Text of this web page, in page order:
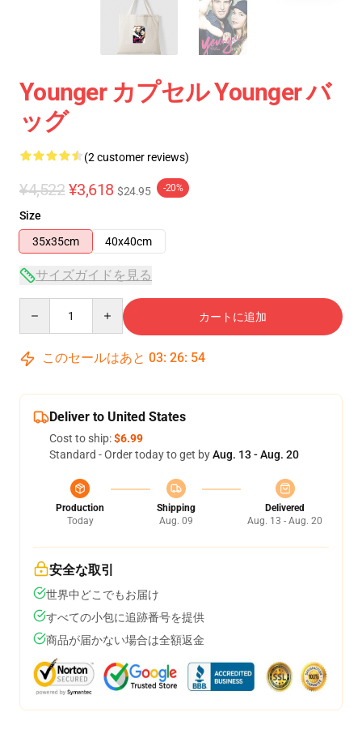
Younger カプセル Younger バ
ッグ
(2 customer reviews)
¥4,522 ¥3,618 $24.95 -20%
Size
35x35cm
40x40cm
サイズガイドを見る
カートに追加
このセールはあと 03: 26: 54
Deliver to United States
Cost to ship:$6.99
Standard - Order today to get byAug. 13 - Aug. 20
Production
Today
Shipping
Aug. 09
Delivered
Aug. 13 - Aug. 20
安全な取引
世界中どこでもお届け
すべての小包に追跡番号を提供
商品が届かない場合は全額返金